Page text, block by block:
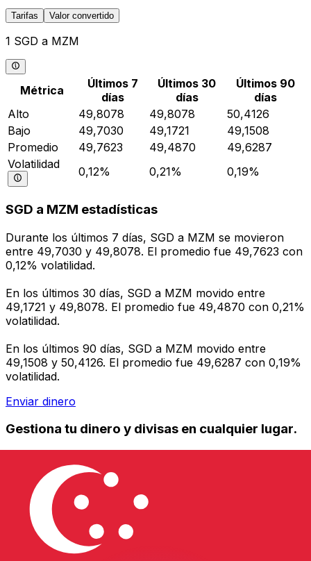
Tarifas Valor convertido
1 SGD a MZM
Métrica
Últimos 7
días
Últimos 30
días
Últimos 90
días
Alto
49,8078 49,8078
50,4126
Bajo
49,7030 49,1721
49,1508
Promedio
49,7623 49,4870
49,6287
Volatilidad
0,12% 0,21% 0,19%
SGD a MZM estadísticas
Durante los últimos 7 días, SGD a MZM se movieron
entre 49,7030 y 49,8078. El promedio fue 49,7623 con
0,12% volatilidad.
En los últimos 30 días, SGD a MZM movido entre
49,1721 y 49,8078. El promedio fue 49,4870 con 0,21%
volatilidad.
En los últimos 90 días, SGD a MZM movido entre
49,1508 y 50,4126. El promedio fue 49,6287 con 0,19%
volatilidad.
Enviar dinero
Gestiona tu dinero y divisas en cualquier lugar.
transferencias de dinero internacionales y gestión de
divisas. Convierte divisas, configura alertas de tipos y
transfiere dinero al extranjero sin comisiones ocultas.
¡Descarga hoy!